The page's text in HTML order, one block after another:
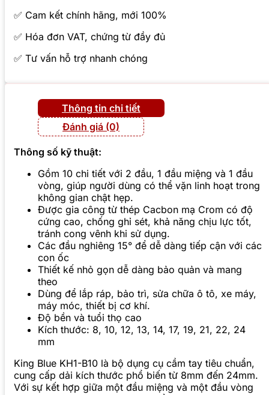
✅ Cam kết chính hãng, mới 100%
✅ Hóa đơn VAT, chứng từ đầy đủ
✅ Tư vấn hỗ trợ nhanh chóng
Thông tin chi tiết
Đánh giá (0)
Thông số kỹ thuật:
Gồm 10 chi tiết với 2 đầu, 1 đầu miệng và 1 đầu
vòng, giúp người dùng có thể vặn linh hoạt trong
không gian chật hẹp.
Được gia công từ thép Cacbon mạ Crom có độ
cứng cao, chống ghỉ sét, khả năng chịu lực tốt,
tránh cong vênh khi sử dụng.
Các đầu nghiêng 15° để dễ dàng tiếp cận với các
con ốc
Thiết kế nhỏ gọn dễ dàng bảo quản và mang
theo
Dùng để lắp ráp, bảo trì, sửa chữa ô tô, xe máy,
máy móc, thiết bị cơ khí.
Độ bền và tuổi thọ cao
Kích thước: 8, 10, 12, 13, 14, 17, 19, 21, 22, 24
mm
King Blue KH1-B10 là bộ dụng cụ cầm tay tiêu chuẩn,
cung cấp dải kích thước phổ biến từ 8mm đến 24mm.
Với sự kết hợp giữa một đầu miệng và một đầu vòng